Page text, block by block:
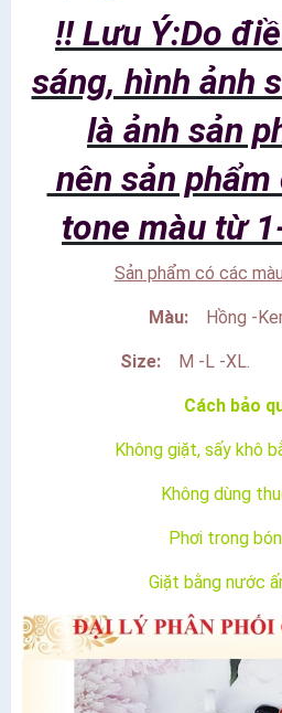
‼️ Lưu Ý:Do
sáng, hình ảnh
là ảnh sản
nên sản
tone màu từ
Sản phẩm có các
Màu: Hồng -
Size: M -L -
Cách bảo
Không giặt, sấy khô
Không dùng
Phơi trong
Giặt bằng nước